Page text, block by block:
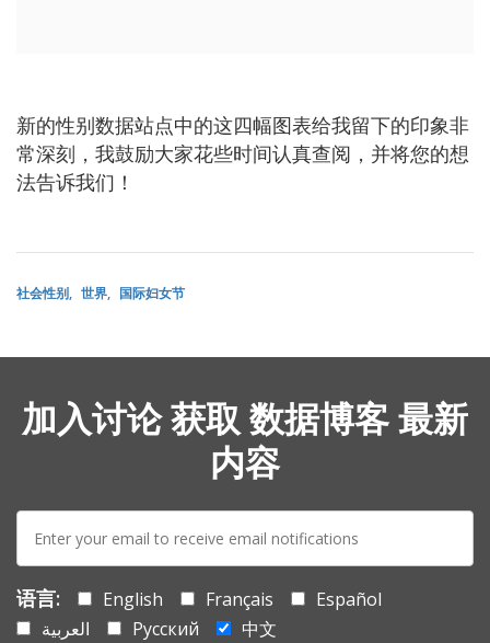
新的性别数据站点中的这四幅图表给我留下的印象非
常深刻，我鼓励大家花些时间认真查阅，并将您的想
法告诉我们！
社会性别 世界 国际妇女节
加入讨论 获取 数据博客 最新
内容
mail:
语言: English Français
Español
العربية
Русский
中文